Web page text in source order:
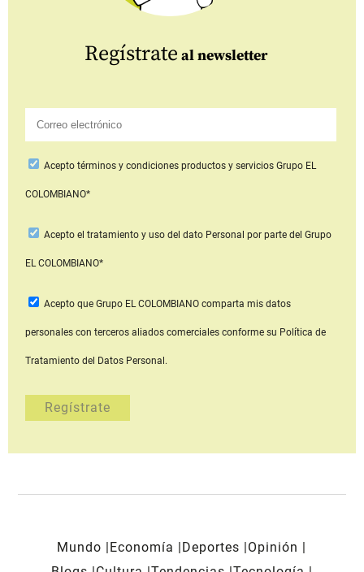
Regístrate al newsletter
Aceptotérminos y condiciones productos y serviciosGrupo EL
COLOMBIANO*
Acepto el tratamiento y uso del dato Personal por parte del Grupo
EL COLOMBIANO*
Acepto que Grupo EL COLOMBIANOcomparta mis datos
personales con terceros aliados comerciales conforme su Política de
Tratamiento del Datos Personal.
Mundo Economía Deportes
Opinión